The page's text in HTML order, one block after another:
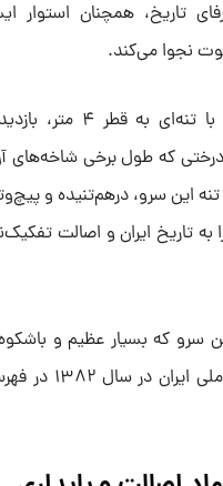
تاریخ، همچنان استوار
نجوا می‌کند.
سرو تنومند ابرکوه با
تنه این سرو، درهم‌تنیده و
به تاریخ ایران و اصالت
سرو که بسیار عظیم و
یکی از آثار